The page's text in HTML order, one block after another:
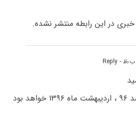
در این رابطه منتشر نشده.
- Reply
آیا زمان برگزاری آزمون ارشد ۹۶ ، اردیبهشت ماه ۱۳۹۶ خواهد بود